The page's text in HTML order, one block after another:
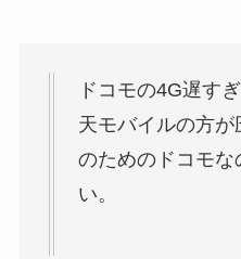
ドコモの4G遅す
天モバイルの方
のためのドコモ
い。